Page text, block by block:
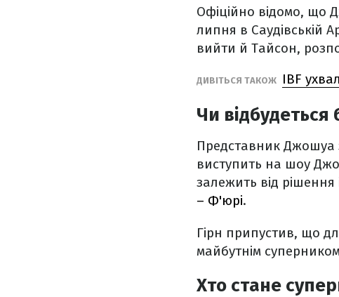
Офіційно відомо, що
липня в Саудівській
вийти й Тайсон,
ДИВІТЬСЯ ТАКОЖ IBF
Чи
Представник Джошуа
виступить на шоу
залежить від
– Ф'юрі.
Гірн припустив, що
майбутнім
Хто стане